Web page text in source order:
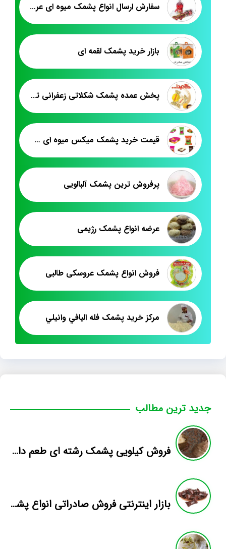
سفارش ارسال انواع پشمک میوه ای عروسکی
بازار خرید پشمک لقمه ای
پخش عمده پشمک شکلاتی زعفرانی تبریز
قیمت خرید پشمک میکس میوه ای شیرین وطن
پرفروش ترین پشمک آلبالویی
عرضه انواع پشمک رژیمی
فروش انواع پشمک عروسکی طالبی
مرکز خريد پشمک فله اليافي وانيلي
جدید ترین مطالب
فروش کیلویی پشمک رشته ای طعم دار میوه
بازار اینترنتی فروش صادراتی انواع پشمک الیافی/شکلاتی